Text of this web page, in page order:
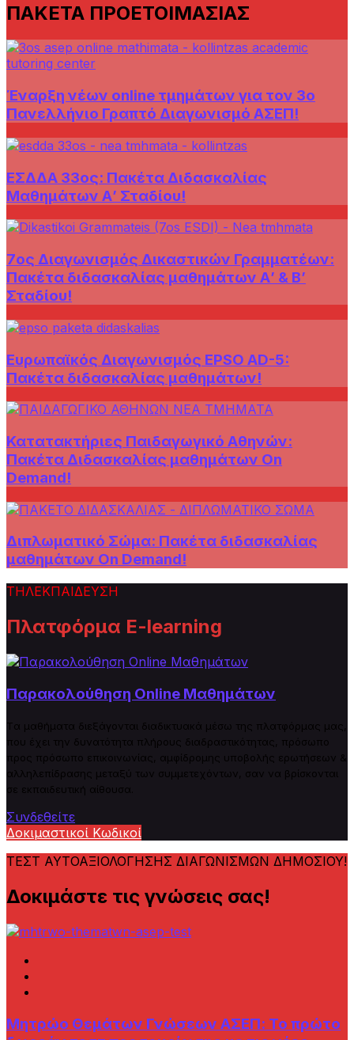
ΠΑΚΕΤΑ ΠΡΟΕΤΟΙΜΑΣΙΑΣ
Έναρξη νέων online τμημάτων για τον 3ο
Πανελλήνιο Γραπτό Διαγωνισμό ΑΣΕΠ!
ΕΣΔΔΑ 33ος: Πακέτα Διδασκαλίας
Μαθημάτων Α’ Σταδίου!
7ος Διαγωνισμός Δικαστικών Γραμματέων:
Πακέτα διδασκαλίας μαθημάτων Α’ & Β’
Σταδίου!
Ευρωπαϊκός Διαγωνισμός EPSO AD-5:
Πακέτα διδασκαλίας μαθημάτων!
Κατατακτήριες Παιδαγωγικό Αθηνών:
Πακέτα Διδασκαλίας μαθημάτων On
Demand!
Διπλωματικό Σώμα: Πακέτα διδασκαλίας
μαθημάτων On Demand!
ΤΗΛΕΚΠΑΙΔΕΥΣΗ
Πλατφόρμα E-learning
Παρακολούθηση Online Μαθημάτων
Tα μαθήματα διεξάγονται διαδικτυακά μέσω της πλατφόρμας μας,
που έχει την δυνατότητα πλήρους διαδραστικότητας, πρόσωπο
προς πρόσωπο επικοινωνίας, αμφίδρομης υποβολής ερωτήσεων &
αλληλεπίδρασης μεταξύ των συμμετεχόντων, σαν να βρίσκονται
σε εκπαιδευτική αίθουσα.
Συνδεθείτε
Δοκιμαστικοί Κωδικοί
ΤΕΣΤ ΑΥΤΟΑΞΙΟΛΟΓΗΣΗΣ ΔΙΑΓΩΝΙΣΜΩΝ ΔΗΜΟΣΙΟΥ!
Δοκιμάστε τις γνώσεις σας!
Μητρώο Θεμάτων Γνώσεων AΣΕΠ: Το πρώτο